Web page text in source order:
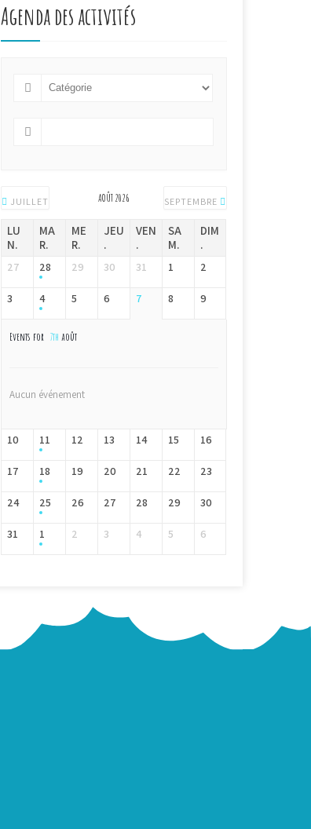
Agenda des activités
JUILLET AOÛT 2026 SEPTEMBRE
LU
N.
MA
R.
ME
R.
JEU
.
VEN
.
SA
M.
DIM
.
27 28 29 30 31 1 2
3 4 5 6 7 8 9
Events for 7th août
Aucun événement
10 11 12 13 14 15 16
17 18 19 20 21 22 23
24 25 26 27 28 29 30
31 1 2 3 4 5 6